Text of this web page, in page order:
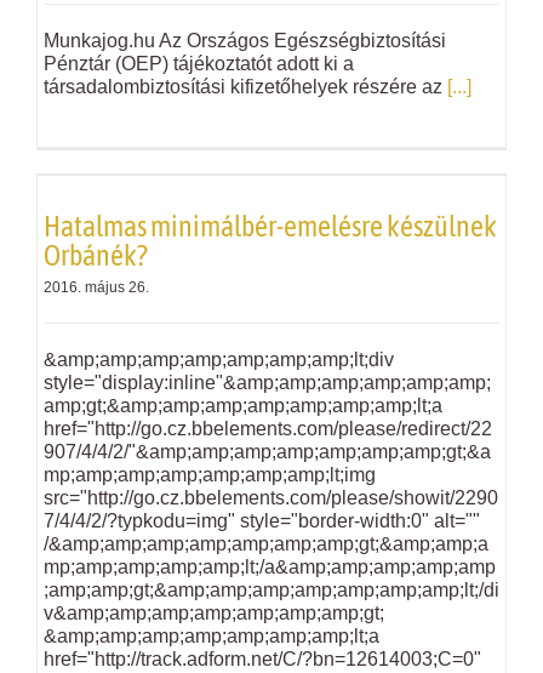
Munkajog.hu Az Országos Egészségbiztosítási
Pénztár (OEP) tájékoztatót adott ki a
társadalombiztosítási kifizetőhelyek részére az [...]
Hatalmas minimálbér-emelésre készülnek
Orbánék?
2016. május 26.
&amp;amp;amp;amp;amp;amp;amp;lt;div
style="display:inline"&amp;amp;amp;amp;amp;amp;
amp;gt;&amp;amp;amp;amp;amp;amp;amp;lt;a
href="http://go.cz.bbelements.com/please/redirect/22
907/4/4/2/"&amp;amp;amp;amp;amp;amp;amp;gt;&a
mp;amp;amp;amp;amp;amp;amp;lt;img
src="http://go.cz.bbelements.com/please/showit/2290
7/4/4/2/?typkodu=img" style="border-width:0" alt=""
/&amp;amp;amp;amp;amp;amp;amp;gt;&amp;amp;a
mp;amp;amp;amp;amp;lt;/a&amp;amp;amp;amp;amp
;amp;amp;gt;&amp;amp;amp;amp;amp;amp;amp;lt;/di
v&amp;amp;amp;amp;amp;amp;amp;gt;
&amp;amp;amp;amp;amp;amp;amp;lt;a
href="http://track.adform.net/C/?bn=12614003;C=0"